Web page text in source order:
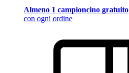
Almeno 1 campioncino gratuito
con ogni ordine